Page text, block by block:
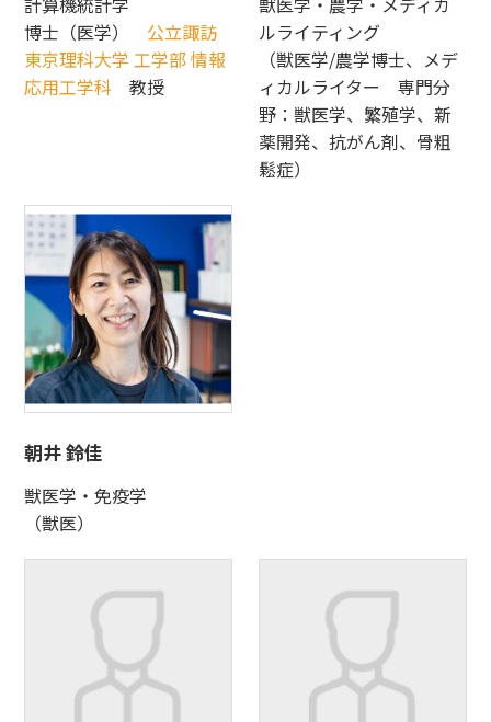
博士（医学） 公立諏訪
東京理科大学 工学部 情報
応用工学科 教授
ルライティング
（獣医学/農学博士、メデ
ィカルライター 専門分
野：獣医学、繁殖学、新
薬開発、抗がん剤、骨粗
鬆症）
朝井 鈴佳
獣医学・免疫学
（獣医）